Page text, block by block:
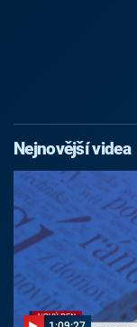
Nejnovější videa